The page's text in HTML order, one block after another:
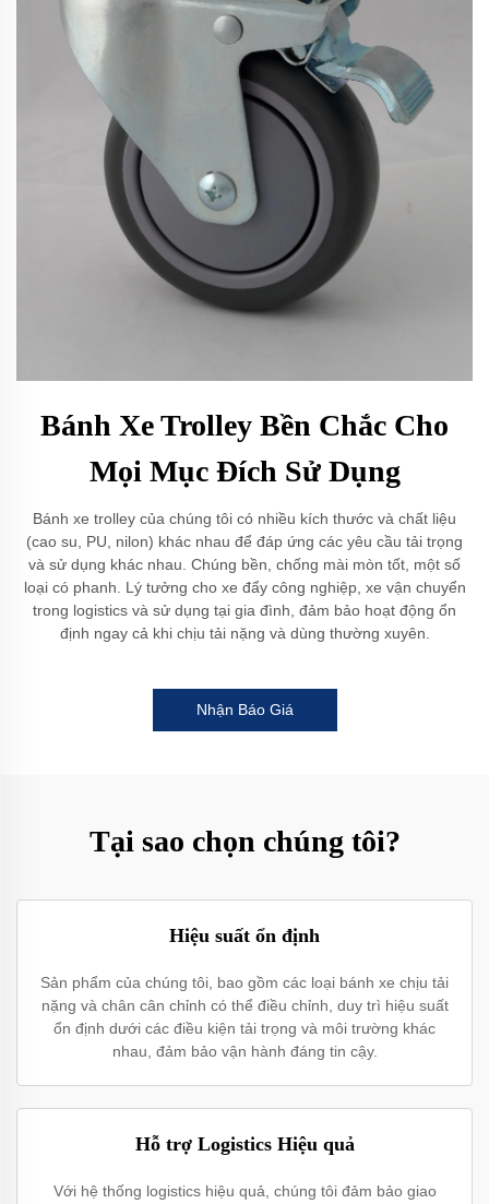
Bánh Xe Trolley Bền Chắc Cho
Mọi Mục Đích Sử Dụng
Bánh xe trolley của chúng tôi có nhiều kích thước và chất liệu
(cao su, PU, nilon) khác nhau để đáp ứng các yêu cầu tải trọng
và sử dụng khác nhau. Chúng bền, chống mài mòn tốt, một số
loại có phanh. Lý tưởng cho xe đẩy công nghiệp, xe vận chuyển
trong logistics và sử dụng tại gia đình, đảm bảo hoạt động ổn
định ngay cả khi chịu tải nặng và dùng thường xuyên.
Nhận Báo Giá
Tại sao chọn chúng tôi?
Hiệu suất ổn định
Sản phẩm của chúng tôi, bao gồm các loại bánh xe chịu tải
nặng và chân cân chỉnh có thể điều chỉnh, duy trì hiệu suất
ổn định dưới các điều kiện tải trọng và môi trường khác
nhau, đảm bảo vận hành đáng tin cậy.
Hỗ trợ Logistics Hiệu quả
Với hệ thống logistics hiệu quả, chúng tôi đảm bảo giao